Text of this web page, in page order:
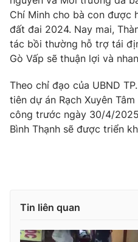
Ðiện thoại Thời báo VTV:
Email:
toasoan@vtv.vn
Liên hệ quảng cáo:024-
® Cấm sao chép dưới mọi hình
thông tin từ website này.
Chí Minh cho bà con được
đất đai 2024. Nay mai,
tác bồi thường hỗ trợ tái
Gò Vấp sẽ thuận lợi và
Theo chỉ đạo của UBND
tiên dự án Rạch Xuyên
công trước ngày 30/4/
Bình Thạnh sẽ được triển
Tin liên quan